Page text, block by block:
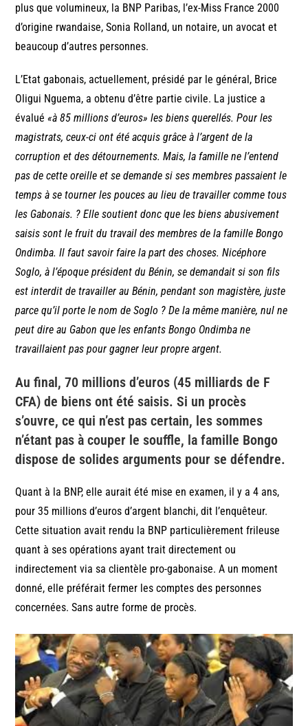
plus que volumineux, la BNP Paribas, l’ex-Miss France 2000
d’origine rwandaise, Sonia Rolland, un notaire, un avocat et
beaucoup d’autres personnes.
L’Etat gabonais, actuellement, présidé par le général, Brice
Oligui Nguema, a obtenu d’être partie civile. La justice a
évalué«à 85 millions d’euros»les biens querellés. Pour les
magistrats, ceux-ci ont été acquis grâce à l’argent de la
corruption et des détournements. Mais, la famille ne l’entend
pas de cette oreille et se demande si ses membres passaient le
temps à se tourner les pouces au lieu de travailler comme tous
les Gabonais. ? Elle soutient donc que les biens abusivement
saisis sont le fruit du travail des membres de la famille Bongo
Ondimba. Il faut savoir faire la part des choses. Nicéphore
Soglo, à l’époque président du Bénin, se demandait si son fils
est interdit de travailler au Bénin, pendant son magistère, juste
parce qu’il porte le nom de Soglo ? De la même manière, nul ne
peut dire au Gabon que les enfants Bongo Ondimba ne
travaillaient pas pour gagner leur propre argent.
Au final, 70 millions d’euros (45 milliards de F
CFA) de biens ont été saisis. Si un procès
s’ouvre, ce qui n’est pas certain, les sommes
n’étant pas à couper le souffle, la famille Bongo
dispose de solides arguments pour se défendre.
Quant à la BNP, elle aurait été mise en examen, il y a 4 ans,
pour 35 millions d’euros d’argent blanchi, dit l’enquêteur.
Cette situation avait rendu la BNP particulièrement frileuse
quant à ses opérations ayant trait directement ou
indirectement via sa clientèle pro-gabonaise. A un moment
donné, elle préférait fermer les comptes des personnes
concernées. Sans autre forme de procès.